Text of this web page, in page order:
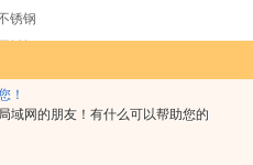
！
域网的朋友！有什么可以帮助您的
锈钢